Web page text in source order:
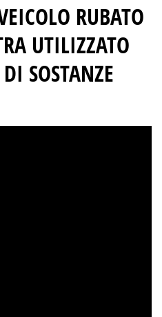
RUBATO
UTILIZZATO
SOSTANZE